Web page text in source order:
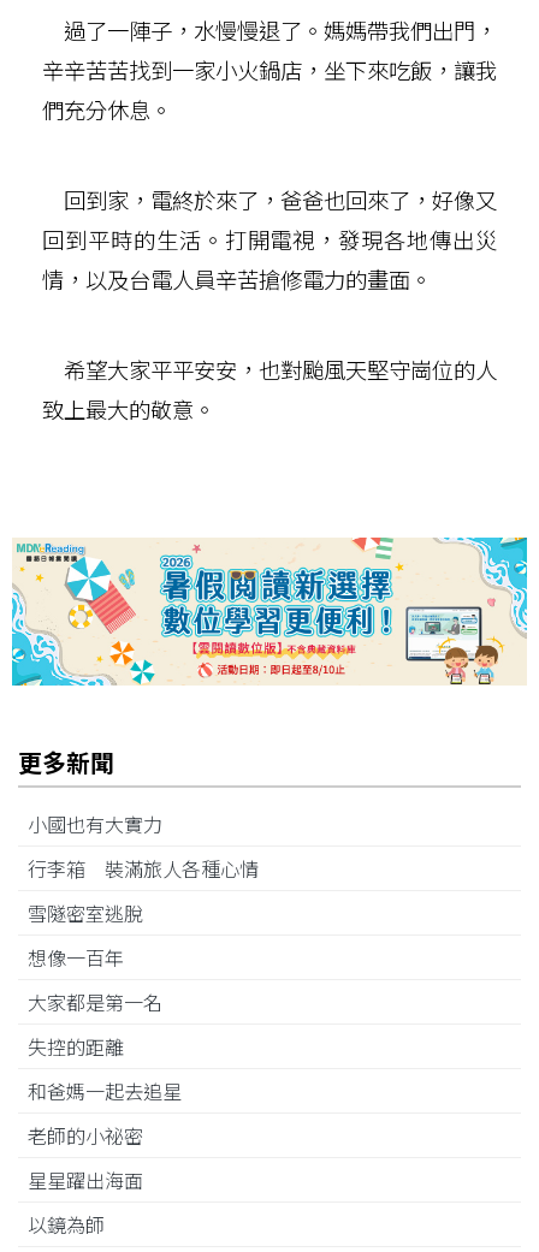
過了一陣子，水慢慢退了。媽媽帶我們出門，
辛辛苦苦找到一家小火鍋店，坐下來吃飯，讓我
們充分休息。
回到家，電終於來了，爸爸也回來了，好像又
回到平時的生活。打開電視，發現各地傳出災
情，以及台電人員辛苦搶修電力的畫面。
希望大家平平安安，也對颱風天堅守崗位的人
致上最大的敬意。
更多新聞
小國也有大實力
行李箱 裝滿旅人各種心情
雪隧密室逃脫
想像一百年
大家都是第一名
失控的距離
和爸媽一起去追星
老師的小祕密
星星躍出海面
以鏡為師